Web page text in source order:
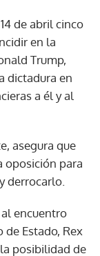
de abril cinco
en la
Trump,
dictadura en
a él y al
asegura que
oposición para
derrocarlo.
encuentro
de Estado, Rex
posibilidad de